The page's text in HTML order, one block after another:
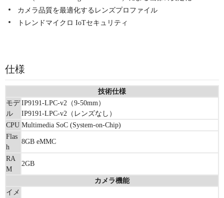
カメラ品質を最適化するレンズプロファイル
トレンドマイクロ IoTセキュリティ
仕様
技術仕様
モデ
ル
IP9191-LPC-v2（9-50mm）
IP9191-LPC-v2（レンズなし）
CPU Multimedia SoC (System-on-Chip)
Flas
h
8GB eMMC
RA
M
2GB
カメラ機能
イメ